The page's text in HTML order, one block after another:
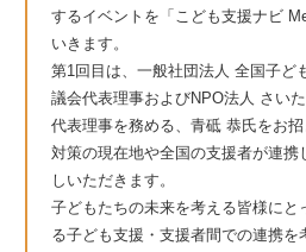
するイベントを「こども支援ナビ
いきます。
第1回目は、一般社団法人 全国子ど
議会代表理事およびNPO法人 さい
代表理事を務める、青砥 恭氏をお
対策の現在地や全国の支援者が連携
しいただきます。
子どもたちの未来を考える皆様にと
る子ども支援・支援者間での連携を